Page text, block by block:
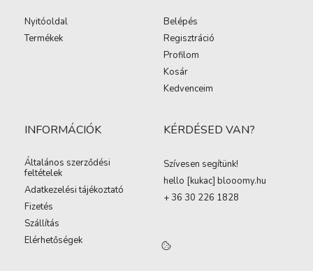
Nyitóoldal
Termékek
Belépés
Regisztráció
Profilom
Kosár
Kedvenceim
INFORMÁCIÓK
Általános szerződési
feltételek
Adatkezelési tájékoztató
Fizetés
Szállítás
Elérhetőségek
KÉRDÉSED VAN?
Szívesen segítünk!
hello [kukac] blooomy.hu
+ 36 30 226 1828